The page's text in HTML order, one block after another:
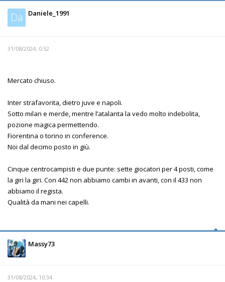
Da Daniele_1991
31/08/2024, 0:52
Mercato chiuso.
Inter strafavorita, dietro juve e napoli.
Sotto milan e merde, mentre l’atalanta la vedo molto indebolita,
pozione magica permettendo.
Fiorentina o torino in conference.
Noi dal decimo posto in giù.
Cinque centrocampisti e due punte: sette giocatori per 4 posti, come
la giri la giri. Con 442 non abbiamo cambi in avanti, con il 433 non
abbiamo il regista.
Qualità da mani nei capelli.
Massy73
31/08/2024, 10:34